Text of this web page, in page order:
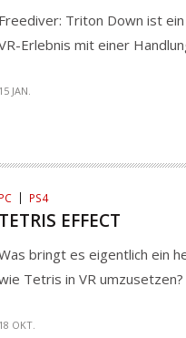
Triton Down ist
Erlebnis mit einer
JAN.
PS4
EFFECT
bringt es eigentlich ein
Tetris in VR umzusetzen?
OKT.